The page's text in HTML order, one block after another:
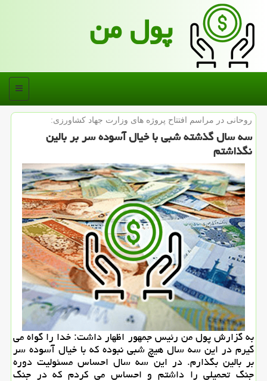
پول من
منو
روحانی در مراسم افتتاح پروژه های وزارت جهاد كشاورزی:
سه سال گذشته شبی با خیال آسوده سر بر بالین
نگذاشتم
به گزارش پول من رئیس جمهور اظهار داشت: خدا را گواه می
گیرم در این سه سال هیچ شبی نبوده که با خیال آسوده سر
بر بالین بگذارم. در این سه سال احساس مسئولیت دوره
جنگ تحمیلی را داشتم و احساس می کردم که در جنگ